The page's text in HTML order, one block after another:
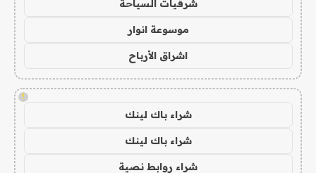
شرقيات السياحة
موسوعة انوار
اشراق الأرباح
!
شراء باك لينك
شراء باك لينك
شراء روابط نصية